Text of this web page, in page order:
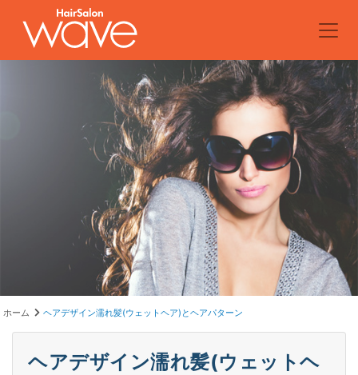
ホーム ヘアデザイン濡れ髪(ウェットヘア)とヘアパターン
ヘアデザイン濡れ髪(ウェットヘ